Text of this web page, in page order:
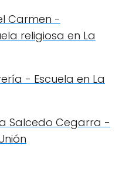
Carmen -
religiosa en La
- Escuela en La
Salcedo Cegarra -